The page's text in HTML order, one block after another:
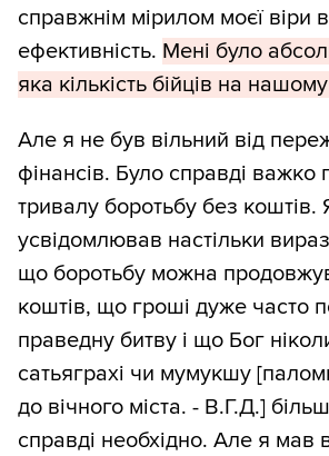
справжнім мірилом моєї віри в
ефективність. Мені було
яка кількість бійців на
Але я не був вільний від
фінансів. Було справді важко
тривалу боротьбу без коштів.
усвідомлював настільки
що боротьбу можна
коштів, що гроші дуже часто
праведну битву і що Бог
сатьяграхі чи мумукшу
до вічного міста. - В.Г.Д.]
справді необхідно. Але я мав